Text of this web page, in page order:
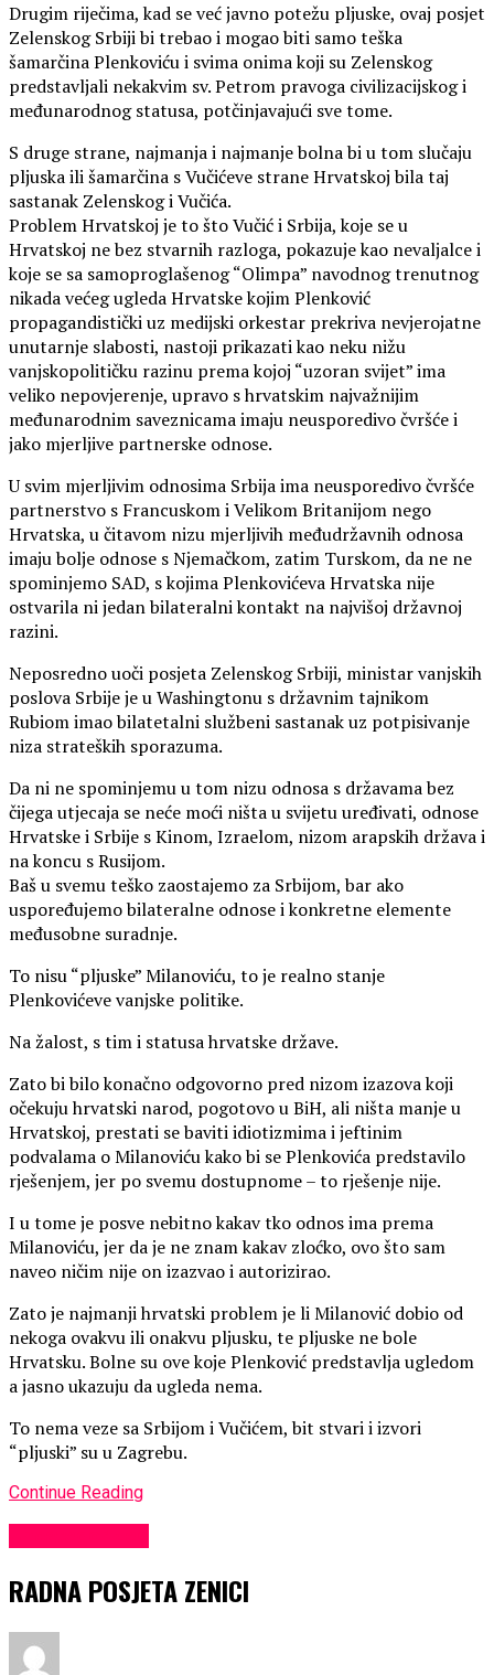
Drugim riječima, kad se već javno potežu pljuske, ovaj posjet
Zelenskog Srbiji bi trebao i mogao biti samo teška
šamarčina Plenkoviću i svima onima koji su Zelenskog
predstavljali nekakvim sv. Petrom pravoga civilizacijskog i
međunarodnog statusa, potčinjavajući sve tome.
S druge strane, najmanja i najmanje bolna bi u tom slučaju
pljuska ili šamarčina s Vučićeve strane Hrvatskoj bila taj
sastanak Zelenskog i Vučića.
Problem Hrvatskoj je to što Vučić i Srbija, koje se u
Hrvatskoj ne bez stvarnih razloga, pokazuje kao nevaljalce i
koje se sa samoproglašenog “Olimpa” navodnog trenutnog
nikada većeg ugleda Hrvatske kojim Plenković
propagandistički uz medijski orkestar prekriva nevjerojatne
unutarnje slabosti, nastoji prikazati kao neku nižu
vanjskopolitičku razinu prema kojoj “uzoran svijet” ima
veliko nepovjerenje, upravo s hrvatskim najvažnijim
međunarodnim saveznicama imaju neusporedivo čvršće i
jako mjerljive partnerske odnose.
U svim mjerljivim odnosima Srbija ima neusporedivo čvršće
partnerstvo s Francuskom i Velikom Britanijom nego
Hrvatska, u čitavom nizu mjerljivih međudržavnih odnosa
imaju bolje odnose s Njemačkom, zatim Turskom, da ne ne
spominjemo SAD, s kojima Plenkovićeva Hrvatska nije
ostvarila ni jedan bilateralni kontakt na najvišoj državnoj
razini.
Neposredno uoči posjeta Zelenskog Srbiji, ministar vanjskih
poslova Srbije je u Washingtonu s državnim tajnikom
Rubiom imao bilatetalni službeni sastanak uz potpisivanje
niza strateških sporazuma.
Da ni ne spominjemu u tom nizu odnosa s državama bez
čijega utjecaja se neće moći ništa u svijetu uređivati, odnose
Hrvatske i Srbije s Kinom, Izraelom, nizom arapskih država i
na koncu s Rusijom.
Baš u svemu teško zaostajemo za Srbijom, bar ako
uspoređujemo bilateralne odnose i konkretne elemente
međusobne suradnje.
To nisu “pljuske” Milanoviću, to je realno stanje
Plenkovićeve vanjske politike.
Na žalost, s tim i statusa hrvatske države.
Zato bi bilo konačno odgovorno pred nizom izazova koji
očekuju hrvatski narod, pogotovo u BiH, ali ništa manje u
Hrvatskoj, prestati se baviti idiotizmima i jeftinim
podvalama o Milanoviću kako bi se Plenkovića predstavilo
rješenjem, jer po svemu dostupnome – to rješenje nije.
I u tome je posve nebitno kakav tko odnos ima prema
Milanoviću, jer da je ne znam kakav zloćko, ovo što sam
naveo ničim nije on izazvao i autorizirao.
Zato je najmanji hrvatski problem je li Milanović dobio od
nekoga ovakvu ili onakvu pljusku, te pljuske ne bole
Hrvatsku. Bolne su ove koje Plenković predstavlja ugledom
a jasno ukazuju da ugleda nema.
To nema veze sa Srbijom i Vučićem, bit stvari i izvori
“pljuski” su u Zagrebu.
Continue Reading
RADNA POSJETA ZENICI